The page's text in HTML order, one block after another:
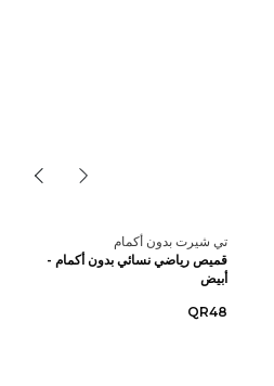
تي شيرت بدون أكمام
قميص رياضي نسائي بدون أكمام -
أبيض
QR48